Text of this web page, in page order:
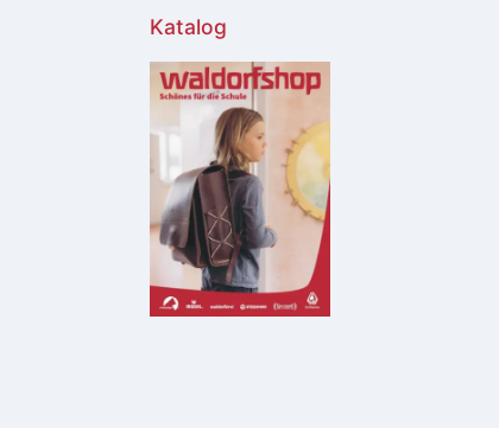
Katalog